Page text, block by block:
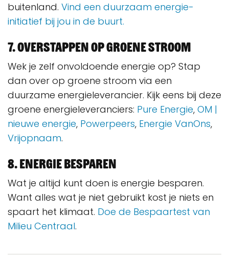
buitenland. Vind een duurzaam energie-
initiatief bij jou in de buurt.
7. Overstappen op groene stroom
Wek je zelf onvoldoende energie op? Stap
dan over op groene stroom via een
duurzame energieleverancier. Kijk eens bij deze
groene energieleveranciers: Pure Energie, OM |
nieuwe energie, Powerpeers, Energie VanOns,
Vrijopnaam.
8. Energie besparen
Wat je altijd kunt doen is energie besparen.
Want alles wat je niet gebruikt kost je niets en
spaart het klimaat. Doe de Bespaartest van
Milieu Centraal.